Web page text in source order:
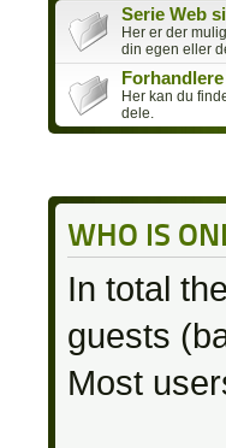
Serie Web
Her er der
din egen eller
Her kan du
dele.
WHO IS
In total
guests
Most